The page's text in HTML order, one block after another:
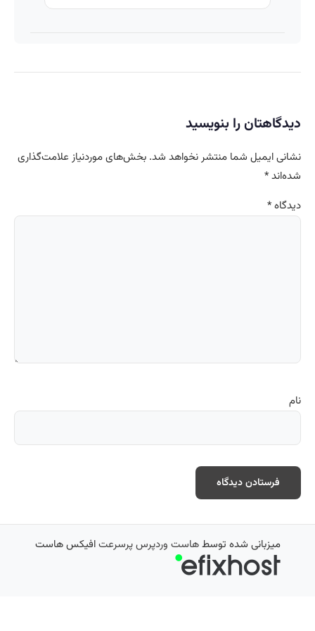
دیدگاهتان را بنویسید
نشانی ایمیل شما منتشر نخواهد شد. بخش‌های موردنیاز علامت‌گذاری
شده‌اند*
دیدگاه*
نام
میزبانی شده توسطهاست وردپرس پرسرعتافیکس هاست